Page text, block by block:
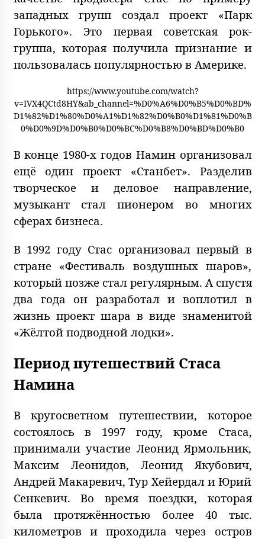
западных групп создал проект «Парк
Горького». Это первая советская рок-
группа, которая получила признание и
пользовалась популярностью в Америке.
https://www.youtube.com/watch?
v=IVX4QCtd8HY&ab_channel=%D0%A6%D0%B5%D0%BD%
D1%82%D1%80%D0%A1%D1%82%D0%B0%D1%81%D0%B
0%D0%9D%D0%B0%D0%BC%D0%B8%D0%BD%D0%B0
В конце 1980-х годов Намин организовал
ещё один проект «Станбет». Разделив
творческое и деловое направление,
музыкант стал пионером во многих
сферах бизнеса.
В 1992 году Стас организовал первый в
стране «Фестиваль воздушных шаров»,
который позже стал регулярным. А спустя
два года он разработал и воплотил в
жизнь проект шара в виде знаменитой
«Жёлтой подводной лодки».
Период путешествий Стаса
Намина
В кругосветном путешествии, которое
состоялось в 1997 году, кроме Стаса,
принимали участие Леонид Ярмольник,
Максим Леонидов, Леонид Якубович,
Андрей Макаревич, Тур Хейердал и Юрий
Сенкевич. Во время поездки, которая
была протяжённостью более 40 тыс.
километров и проходила через остров